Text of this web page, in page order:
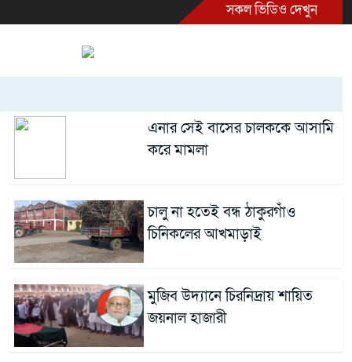
সকল ভিডিও দেখুন
এনার সেই বাসের চালককে আসামি
করে মামলা
চালু না হতেই বন্ধ ঠাকুরগাঁও
চিনিকলের আখমাড়াই
মুজিব উদ্যানে চিরনিদ্রায় শায়িত
জয়নাল হাজারী